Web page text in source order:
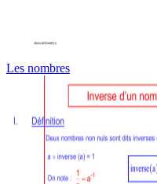
Les nombres